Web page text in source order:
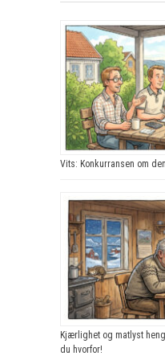
Vits: Konkurransen om
Kjærlighet og matlyst
du hvorfor!